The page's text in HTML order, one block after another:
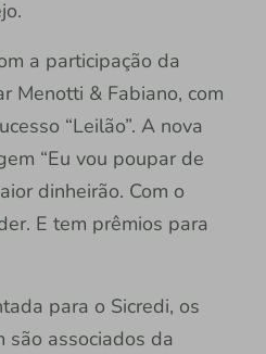
a participação da
Menotti & Fabiano, com
“Leilão”. A nova
“Eu vou poupar de
dinheirão. Com o
E tem prêmios para
para o Sicredi, os
são associados da